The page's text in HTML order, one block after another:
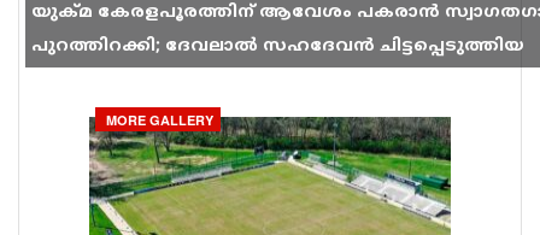
യുക്മ കേരളപൂരത്തിന് ആവേശം പകരാൻ
പുറത്തിറക്കി; ദേവലാൽ സഹദേവൻ ചിട്ടപ്പെടുത്തിയ
MORE GALLERY